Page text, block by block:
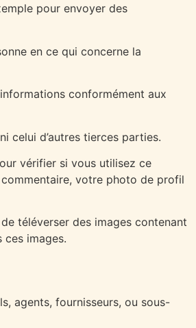
pour envoyer des
en ce qui concerne la
conformément aux
celui d’autres tierces parties.
vérifier si vous utilisez ce
votre photo de profil
téléverser des images contenant
ces images.
agents, fournisseurs, ou sous-